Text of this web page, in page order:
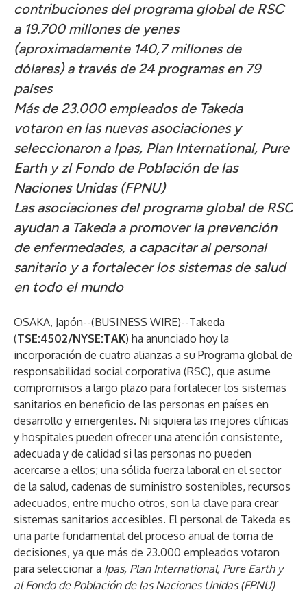
contribuciones del programa global de RSC
a 19.700 millones de yenes
(aproximadamente 140,7 millones de
dólares) a través de 24 programas en 79
países
Más de 23.000 empleados de Takeda
votaron en las nuevas asociaciones y
seleccionaron a Ipas, Plan International, Pure
Earth y zl Fondo de Población de las
Naciones Unidas (FPNU)
Las asociaciones del programa global de RSC
ayudan a Takeda a promover la prevención
de enfermedades, a capacitar al personal
sanitario y a fortalecer los sistemas de salud
en todo el mundo
OSAKA, Japón--(BUSINESS WIRE)--Takeda
(TSE:4502/NYSE:TAK) ha anunciado hoy la
incorporación de cuatro alianzas a su Programa global de
responsabilidad social corporativa (RSC), que asume
compromisos a largo plazo para fortalecer los sistemas
sanitarios en beneficio de las personas en países en
desarrollo y emergentes. Ni siquiera las mejores clínicas
y hospitales pueden ofrecer una atención consistente,
adecuada y de calidad si las personas no pueden
acercarse a ellos; una sólida fuerza laboral en el sector
de la salud, cadenas de suministro sostenibles, recursos
adecuados, entre mucho otros, son la clave para crear
sistemas sanitarios accesibles. El personal de Takeda es
una parte fundamental del proceso anual de toma de
decisiones, ya que más de 23.000 empleados votaron
para seleccionar a Ipas, Plan International, Pure Earth y
al Fondo de Población de las Naciones Unidas (FPNU)